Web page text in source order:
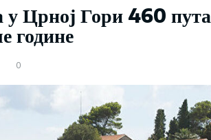
у Црној Гори 460 пута
године
0